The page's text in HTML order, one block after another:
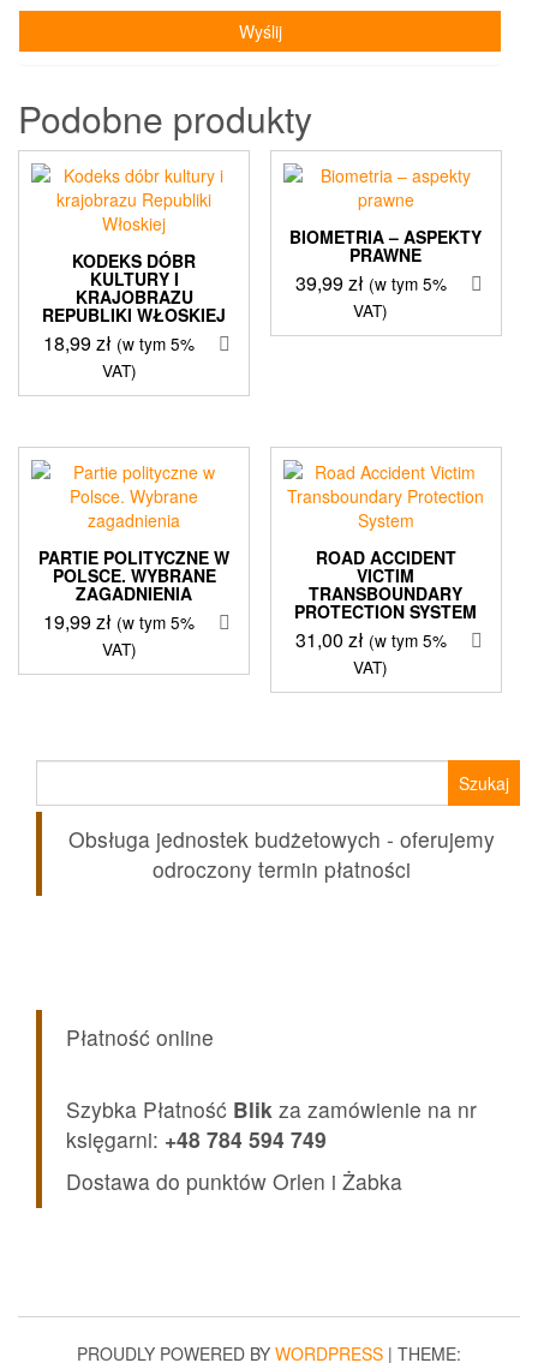
Podobne produkty
KODEKS DÓBR
KULTURY I
KRAJOBRAZU
REPUBLIKI WŁOSKIEJ
18,99zł (w tym 5%
VAT)
BIOMETRIA – ASPEKTY
PRAWNE
39,99zł (w tym 5%
VAT)
PARTIE POLITYCZNE W
POLSCE. WYBRANE
ZAGADNIENIA
19,99zł (w tym 5%
VAT)
ROAD ACCIDENT
VICTIM
TRANSBOUNDARY
PROTECTION SYSTEM
31,00 zł (w tym 5%
VAT)
Obsługa jednostek budżetowych - oferujemy
odroczony termin płatności
Płatność online
Szybka Płatność Blik za zamówienie na nr
księgarni: +48 784 594 749
Dostawa do punktów Orlen i Żabka
PROUDLY POWERED BY WORDPRESS | THEME: